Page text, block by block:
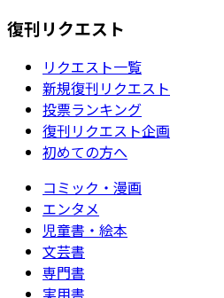
復刊リクエスト
リクエスト一覧
新規復刊リクエスト
投票ランキング
復刊リクエスト企画
初めての方へ
コミック・漫画
エンタメ
児童書・絵本
文芸書
専門書